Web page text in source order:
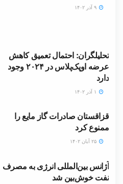
تحلیلگران: احتمال تعمیق کاهش
عرضه اوپک‌پلاس در ۲۰۲۴ وجود
دارد
قزاقستان صادرات گاز مایع را
ممنوع کرد
آژانس بین‌المللی انرژی به مصرف
نفت خوش‌بین شد